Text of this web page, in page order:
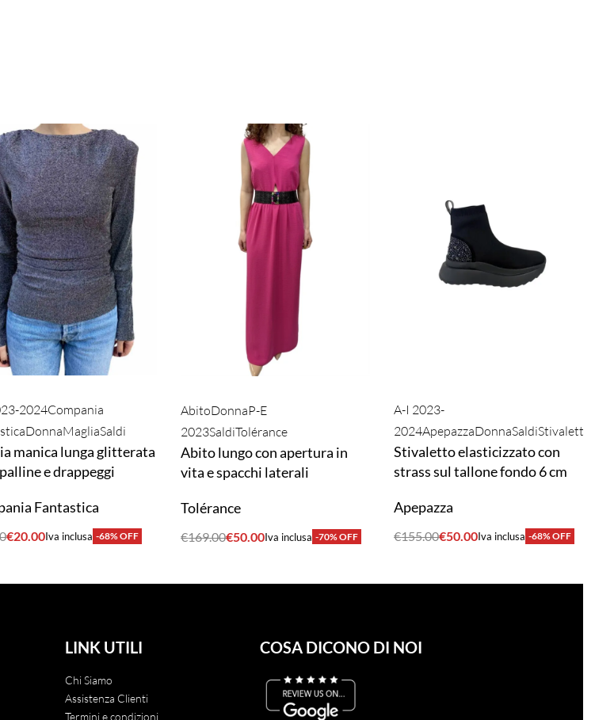
2024Compania
DonnaMagliaSaldi
manica lunga glitterata
e drappeggi
Fantastica
€20.00Iva inclusa -68% OFF
AbitoDonnaP-E
2023SaldiTolérance
Abito lungo con apertura in
vita e spacchi laterali
Tolérance
€169.00€50.00Iva inclusa -70% OFF
A-I 2023-
2024ApepazzaDonnaSaldiStivaletto
Stivaletto elasticizzato con
strass sul tallone fondo 6 cm
Apepazza
€155.00€50.00Iva inclusa -68% OFF
LINK UTILI
Chi Siamo
Assistenza Clienti
Termini e condizioni
COSA DICONO DI NOI